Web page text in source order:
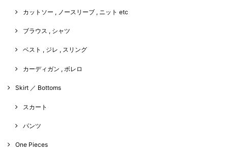
カットソー , ノースリーブ , ニット etc
ブラウス , シャツ
ベスト , ジレ , スリング
カーディガン , ボレロ
Skirt ／ Bottoms
スカート
パンツ
One Pieces